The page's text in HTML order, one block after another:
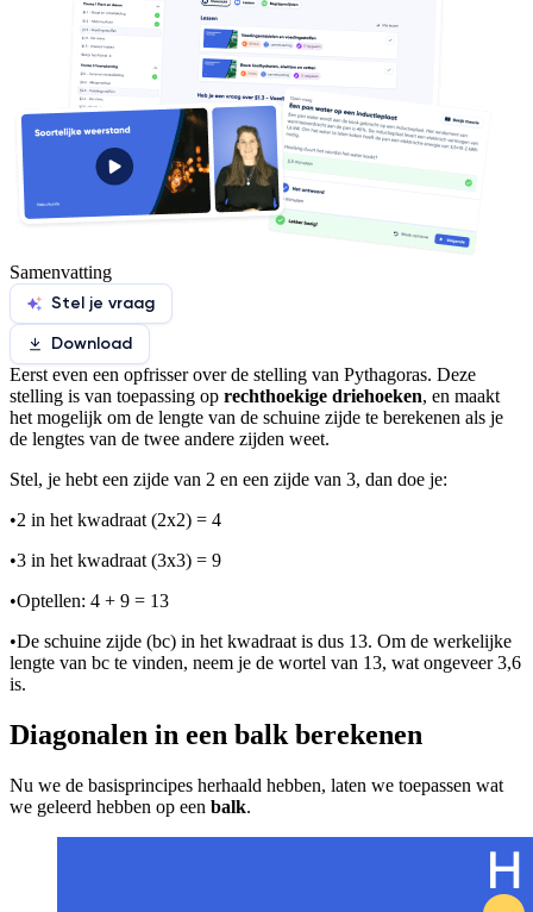
Samenvatting
Stel je vraag
Download
Eerst even een opfrisser over de stelling van Pythagoras. Deze
stelling is van toepassing op rechthoekige driehoeken, en maakt
het mogelijk om de lengte van de schuine zijde te berekenen als je
de lengtes van de twee andere zijden weet.
Stel, je hebt een zijde van 2 en een zijde van 3, dan doe je:
•2 in het kwadraat (2x2) = 4
•3 in het kwadraat (3x3) = 9
•Optellen: 4 + 9 = 13
•De schuine zijde (bc) in het kwadraat is dus 13. Om de werkelijke
lengte van bc te vinden, neem je de wortel van 13, wat ongeveer 3,6
is.
Diagonalen in een balk berekenen
Nu we de basisprincipes herhaald hebben, laten we toepassen wat
we geleerd hebben op een balk.